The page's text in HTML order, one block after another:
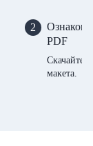
2
PDF
Скачайте
макета.